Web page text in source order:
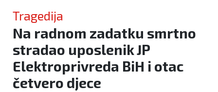
Tragedija
Na radnom zadatku smrtno
stradao uposlenik JP
Elektroprivreda BiH i otac
četvero djece